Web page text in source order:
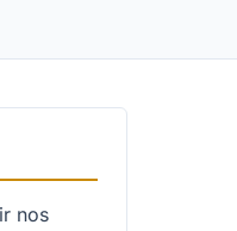
nos